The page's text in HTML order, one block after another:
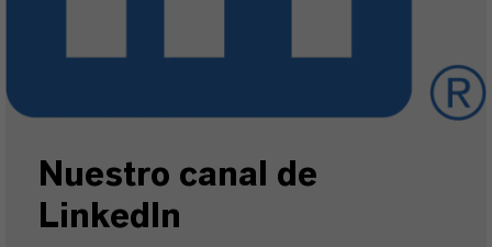
Nuestro canal de
LinkedIn